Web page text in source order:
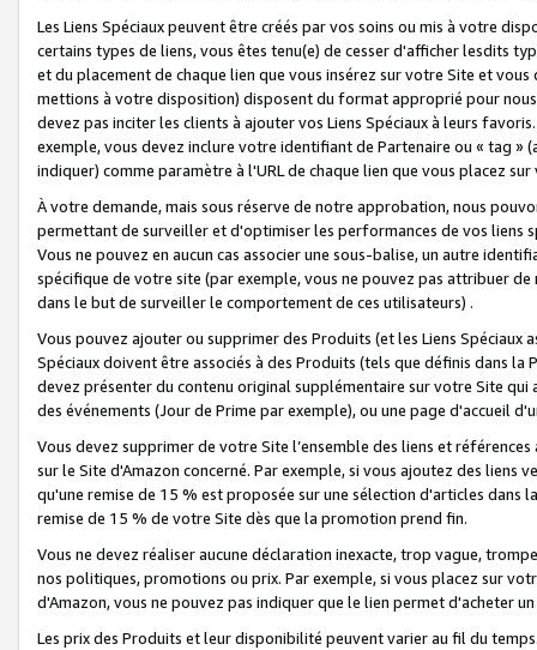
Les Liens Spéciaux peuvent être créés par vos soins ou mis à votre
certains types de liens, vous êtes tenu(e) de cesser d'afficher lesdits
et du placement de chaque lien que vous insérez sur votre Site et
mettions à votre disposition) disposent du format approprié pour
devez pas inciter les clients à ajouter vos Liens Spéciaux à leurs
exemple, vous devez inclure votre identifiant de Partenaire ou « tag
indiquer) comme paramètre à l'URL de chaque lien que vous placez
À votre demande, mais sous réserve de notre approbation, nous
permettant de surveiller et d'optimiser les performances de vos liens
Vous ne pouvez en aucun cas associer une sous-balise, un autre
spécifique de votre site (par exemple, vous ne pouvez pas attribuer
dans le but de surveiller le comportement de ces utilisateurs) .
Vous pouvez ajouter ou supprimer des Produits (et les Liens
Spéciaux doivent être associés à des Produits (tels que définis dans
devez présenter du contenu original supplémentaire sur votre Site qui
des événements (Jour de Prime par exemple), ou une page d'accueil
Vous devez supprimer de votre Site l’ensemble des liens et
sur le Site d'Amazon concerné. Par exemple, si vous ajoutez des
qu'une remise de 15 % est proposée sur une sélection d'articles
remise de 15 % de votre Site dès que la promotion prend fin.
Vous ne devez réaliser aucune déclaration inexacte, trop vague,
nos politiques, promotions ou prix. Par exemple, si vous placez sur
d'Amazon, vous ne pouvez pas indiquer que le lien permet d'acheter
Les prix des Produits et leur disponibilité peuvent varier au fil du